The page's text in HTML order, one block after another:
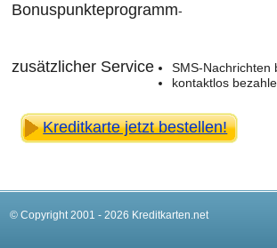
Bonuspunkteprogramm-
zusätzlicher Service
SMS-Nachrichten
kontaktlos
Kreditkarte jetzt bestellen!
© Copyright 2001 - 2026 Kreditkarten.net